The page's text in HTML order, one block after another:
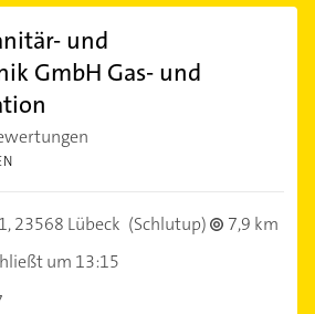
und
GmbH Gas- und
23568 Lübeck (Schlutup)
7,9 km
um 13:15